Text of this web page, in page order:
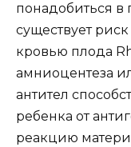
понадобиться в
существует
кровью плода
амниоцентеза
антител
ребенка от
реакцию